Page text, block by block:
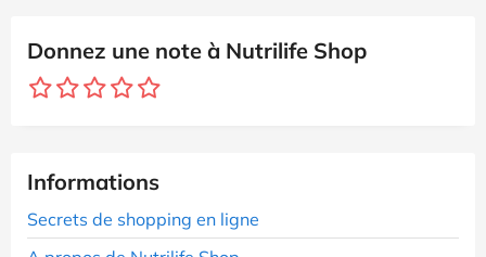
Donnez une note à Nutrilife Shop
Informations
Secrets de shopping en ligne